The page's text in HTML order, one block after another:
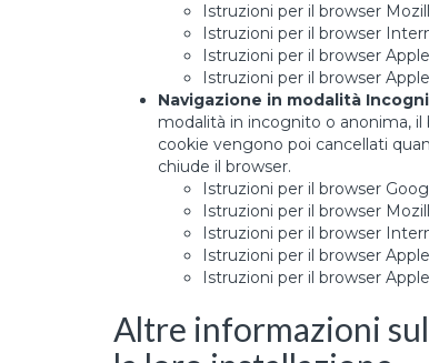
Istruzioni per il browser
Istruzioni per il browser
Istruzioni per il browser
Istruzioni per il browser
Navigazione in modalità
modalità in incognito o anonima,
cookie vengono poi cancellati
chiude il browser.
Istruzioni per il browser
Istruzioni per il browser
Istruzioni per il browser
Istruzioni per il browser
Istruzioni per il browser
Altre informazioni